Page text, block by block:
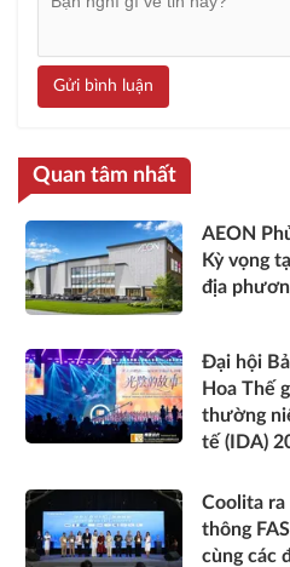
Gửi bình luận
Quan tâm nhất
AEON
Kỳ vọng
địa
Đại hội
Hoa Thế
thường
tế (IDA)
Coolita ra
thông
cùng các